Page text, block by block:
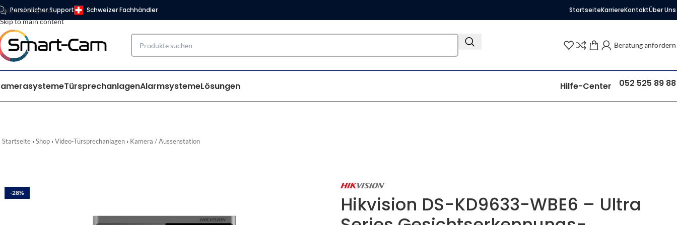
Skip to navigation
Skip to main content
Persönlicher Support Schweizer Fachhändler StartseiteKarriereKontaktÜber Uns
Beratung anfordern
TürsprechanlagenAlarmsystemeLösungen Hilfe-Center 052 525 89 88
Startseite Shop Video-Türsprechanlagen Kamera / Aussenstation
-28%
Hikvision DS-KD9633-WBE6 – Ultra